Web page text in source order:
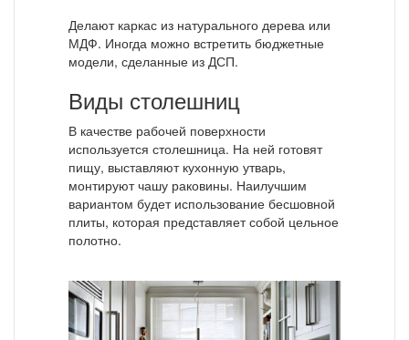
Делают каркас из натурального дерева или
МДФ. Иногда можно встретить бюджетные
модели, сделанные из ДСП.
Виды столешниц
В качестве рабочей поверхности
используется столешница. На ней готовят
пищу, выставляют кухонную утварь,
монтируют чашу раковины. Наилучшим
вариантом будет использование бесшовной
плиты, которая представляет собой цельное
полотно.